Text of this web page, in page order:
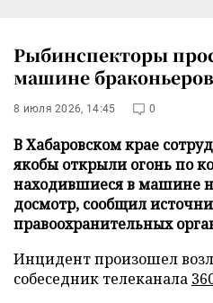
Рыбинспекторы
машине
8 июля 2026, 14:45 0
В Хабаровском крае
якобы открыли огонь по
находившиеся в машине
досмотр, сообщил
правоохранительных
Инцидент произошел
собеседник телеканала